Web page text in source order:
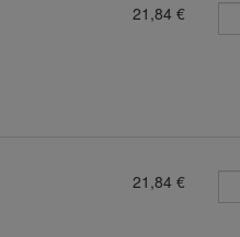
21,84 €
21,84 €